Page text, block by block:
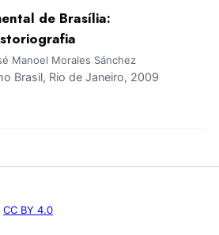
de Brasília:
Manoel Morales Sánchez
Brasil, Rio de Janeiro, 2009
CC BY 4.0